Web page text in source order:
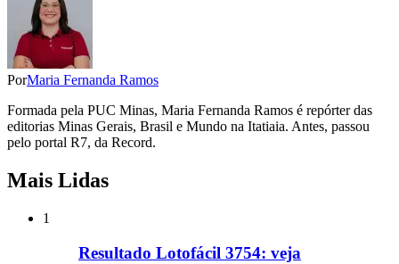
PorMaria Fernanda Ramos
Formada pela PUC Minas, Maria Fernanda Ramos é repórter das
editorias Minas Gerais, Brasil e Mundo na Itatiaia. Antes, passou
pelo portal R7, da Record.
Mais Lidas
1
Resultado Lotofácil 3754: veja